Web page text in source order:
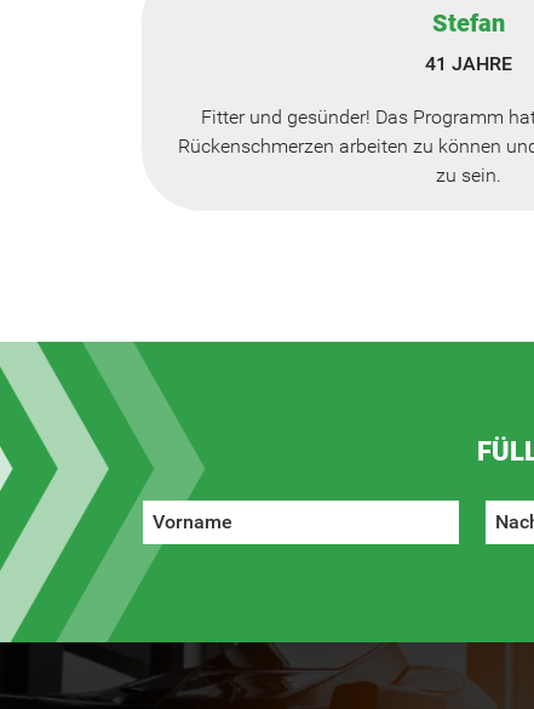
Stefan
41 JAHRE
Fitter und gesünder! Das Programm
Rückenschmerzen arbeiten zu können
zu sein.